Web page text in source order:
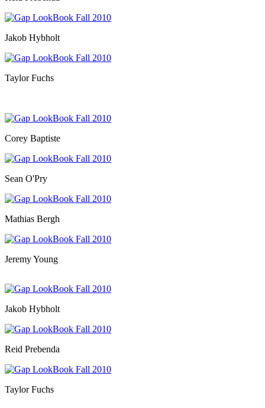
Jakob Hybholt
Taylor Fuchs
Corey Baptiste
Sean O'Pry
Mathias Bergh
Jeremy Young
Jakob Hybholt
Reid Prebenda
Taylor Fuchs